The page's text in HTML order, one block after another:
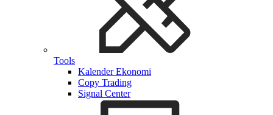
Tools
Kalender Ekonomi
Copy Trading
Signal Center